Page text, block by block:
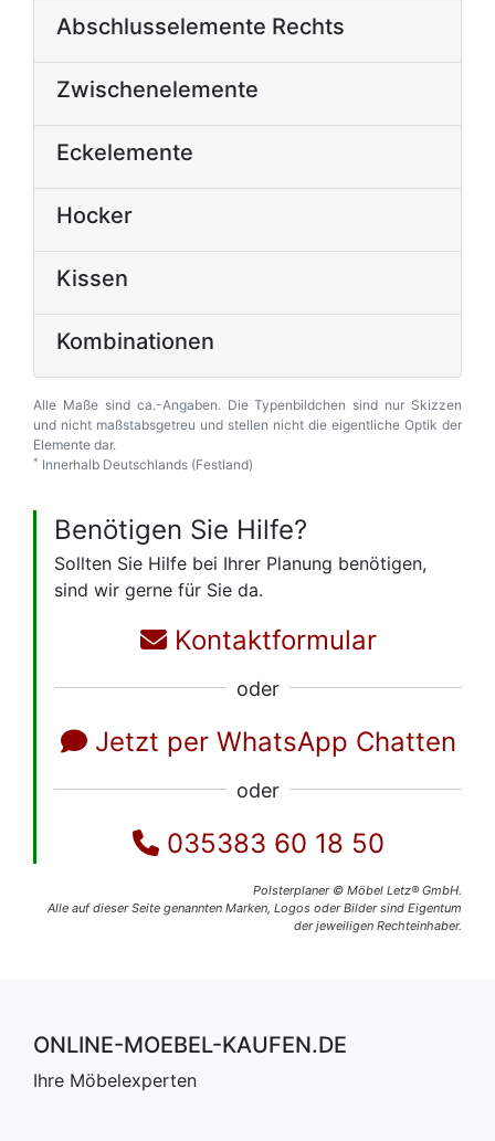
Abschlusselemente Rechts
Zwischenelemente
Eckelemente
Hocker
Kissen
Kombinationen
Alle Maße sind ca.-Angaben. Die Typenbildchen sind nur Skizzen
und nicht maßstabsgetreu und stellen nicht die eigentliche Optik der
Elemente dar.
* Innerhalb Deutschlands (Festland)
Benötigen Sie Hilfe?
Sollten Sie Hilfe bei Ihrer Planung benötigen,
sind wir gerne für Sie da.
Kontaktformular
oder
Jetzt per WhatsApp Chatten
oder
035383 60 18 50
Polsterplaner © Möbel Letz® GmbH.
Alle auf dieser Seite genannten Marken, Logos oder Bilder sind Eigentum
der jeweiligen Rechteinhaber.
ONLINE-MOEBEL-KAUFEN.DE
Ihre Möbelexperten